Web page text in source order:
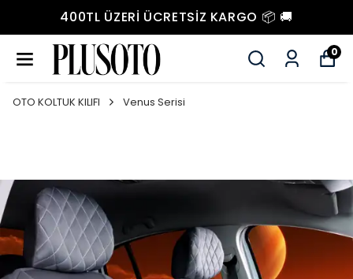
400TL ÜZERI ÜCRETSIZ KARGO 📦 🚚
0
OTO KOLTUK KILIFI Venus Serisi